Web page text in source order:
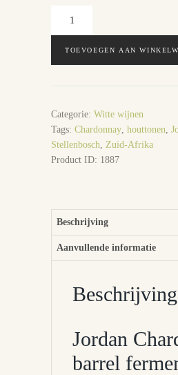
Chardonnay
TOEVOEGEN AAN
Categorie: Witte wijnen
Tags: Chardonnay houttonen
Stellenbosch
Zuid-Afrika
Product ID: 1887
Beschrijving
Aanvullende informatie
Beschrijving
Jordan
barrel